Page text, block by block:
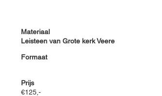
Materiaal
Leisteen van Grote kerk Veere
Formaat
Prijs
€125,-